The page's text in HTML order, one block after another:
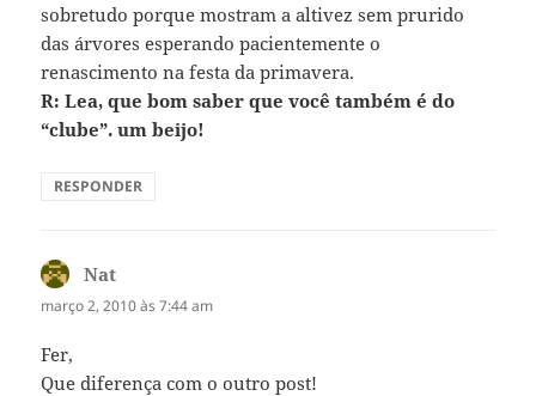
sobretudo porque mostram a altivez sem prurido
das árvores esperando pacientemente o
renascimento na festa da primavera.
R: Lea, que bom saber que você também é do
“clube”. um beijo!
RESPONDER
Nat
março 2, 2010 às 7:44 am
Fer,
Que diferença com o outro post!